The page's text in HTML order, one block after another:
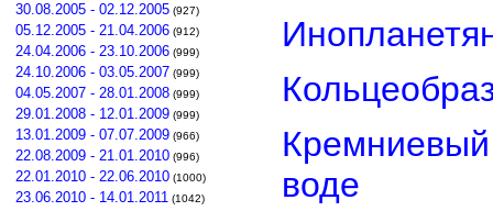
30.08.2005 - 02.12.2005 (927)
05.12.2005 - 21.04.2006 (912)
24.04.2006 - 23.10.2006 (999)
24.10.2006 - 03.05.2007 (999)
04.05.2007 - 28.01.2008 (999)
29.01.2008 - 12.01.2009 (999)
13.01.2009 - 07.07.2009 (966)
22.08.2009 - 21.01.2010 (996)
22.01.2010 - 22.06.2010 (1000)
23.06.2010 - 14.01.2011 (1042)
воде